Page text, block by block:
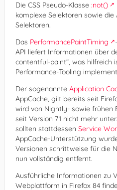
Die CSS Pseudo-Klasse :not()
komplexe Selektoren sowie
Selektoren.
Das PerformancePaintTiming
API liefert Informationen über
contentful-paint“, was hilfreich
Performance-Tooling
Der sogenannte Application
AppCache, gilt bereits seit
wird von Nightly- sowie frühen
seit Version 71 nicht mehr
sollten stattdessen Service
AppCache-Unterstützung
Versionen schrittweise für die
nun vollständig entfernt.
Ausführliche Informationen zu
Webplattform in Firefox 84